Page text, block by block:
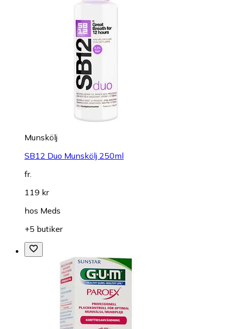
Munskölj
SB12 Duo Munskölj 250ml
fr.
119 kr
hos Meds
+5 butiker